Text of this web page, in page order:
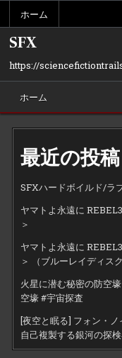
content
ホーム
SFX
https://
ホーム
最近の投稿
SFXハードボイルド/ラ
ヤマトよ永遠に
＞
ヤマトよ永遠に
＞ （ブルーレイディスク
火星に潜む秘密の防空壕
空壕 #宇宙探査
[夜空と眠る] フォン・ノ
自己複製する銀河の探